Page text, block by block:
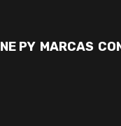
PY MARCAS